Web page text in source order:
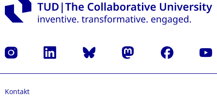
Instagram LinkedIn Bluesky Mastodon Facebook
Kontakt